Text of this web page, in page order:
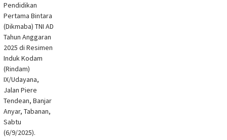
Pendidikan
Pertama Bintara
(Dikmaba) TNI AD
Tahun Anggaran
2025 di Resimen
Induk Kodam
(Rindam)
IX/Udayana,
Jalan Piere
Tendean, Banjar
Anyar, Tabanan,
Sabtu
(6/9/2025).